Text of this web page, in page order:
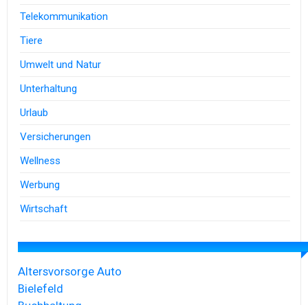
Telekommunikation
Tiere
Umwelt und Natur
Unterhaltung
Urlaub
Versicherungen
Wellness
Werbung
Wirtschaft
Altersvorsorge Auto
Bielefeld